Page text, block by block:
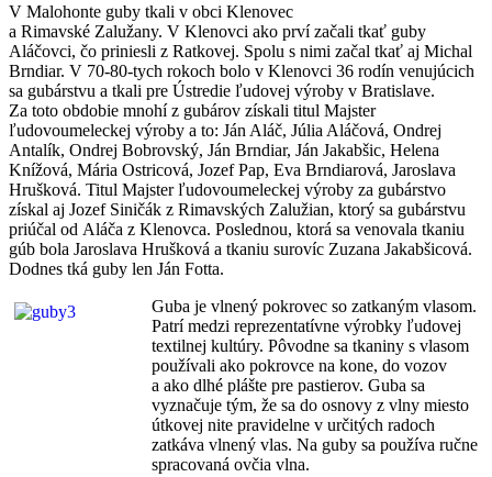
V Malohonte guby tkali v obci Klenovec
a Rimavské Zalužany. V Klenovci ako prví začali tkať guby
Aláčovci, čo priniesli z Ratkovej. Spolu s nimi začal tkať aj Michal
Brndiar. V 70-80-tych rokoch bolo v Klenovci 36 rodín venujúcich
sa gubárstvu a tkali pre Ústredie ľudovej výroby v Bratislave.
Za toto obdobie mnohí z gubárov získali titul Majster
ľudovoumeleckej výroby a to: Ján Aláč, Júlia Aláčová, Ondrej
Antalík, Ondrej Bobrovský, Ján Brndiar, Ján Jakabšic, Helena
Knížová, Mária Ostricová, Jozef Pap, Eva Brndiarová, Jaroslava
Hrušková. Titul Majster ľudovoumeleckej výroby za gubárstvo
získal aj Jozef Siničák z Rimavských Zalužian, ktorý sa gubárstvu
priúčal od Aláča z Klenovca. Poslednou, ktorá sa venovala tkaniu
gúb bola Jaroslava Hrušková a tkaniu surovíc Zuzana Jakabšicová.
Dodnes tká guby len Ján Fotta.
Guba je vlnený pokrovec so zatkaným vlasom.
Patrí medzi reprezentatívne výrobky ľudovej
textilnej kultúry. Pôvodne sa tkaniny s vlasom
používali ako pokrovce na kone, do vozov
a ako dlhé plášte pre pastierov. Guba sa
vyznačuje tým, že sa do osnovy z vlny miesto
útkovej nite pravidelne v určitých radoch
zatkáva vlnený vlas. Na guby sa používa ručne
spracovaná ovčia vlna.